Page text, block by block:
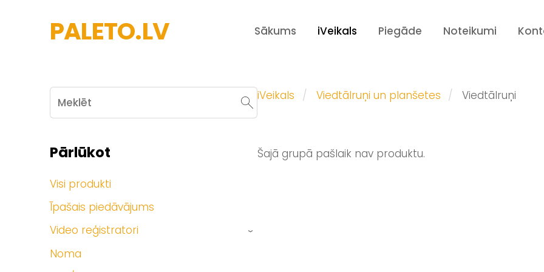
PALETO.LV Sākums iVeikals Piegāde Noteikumi
Pārlūkot
Visi produkti
Īpašais piedāvājums
Video reģistratori
›
Noma
iVeikals Viedtālruņi un planšetes Viedtālruņi
Šajā grupā pašlaik nav produktu.